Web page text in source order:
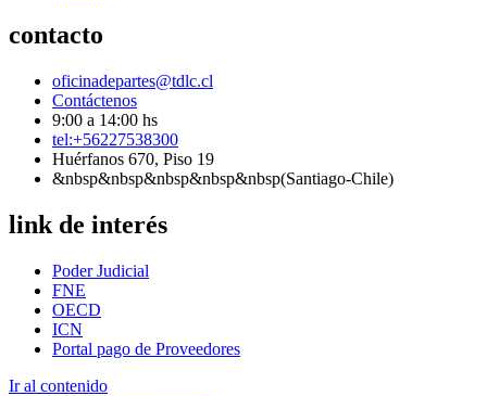
contacto
oficinadepartes@tdlc.cl
Contáctenos
9:00 a 14:00 hs
tel:+56227538300
Huérfanos 670, Piso 19
&nbsp&nbsp&nbsp&nbsp&nbsp(Santiago-Chile)
link de interés
Poder Judicial
FNE
OECD
ICN
Portal pago de Proveedores
Ir al contenido